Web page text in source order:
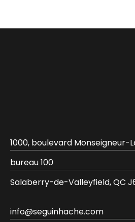
1000, boulevard Monseigneur-
bureau 100
Salaberry-de-Valleyfield, QC
info@seguinhache.com